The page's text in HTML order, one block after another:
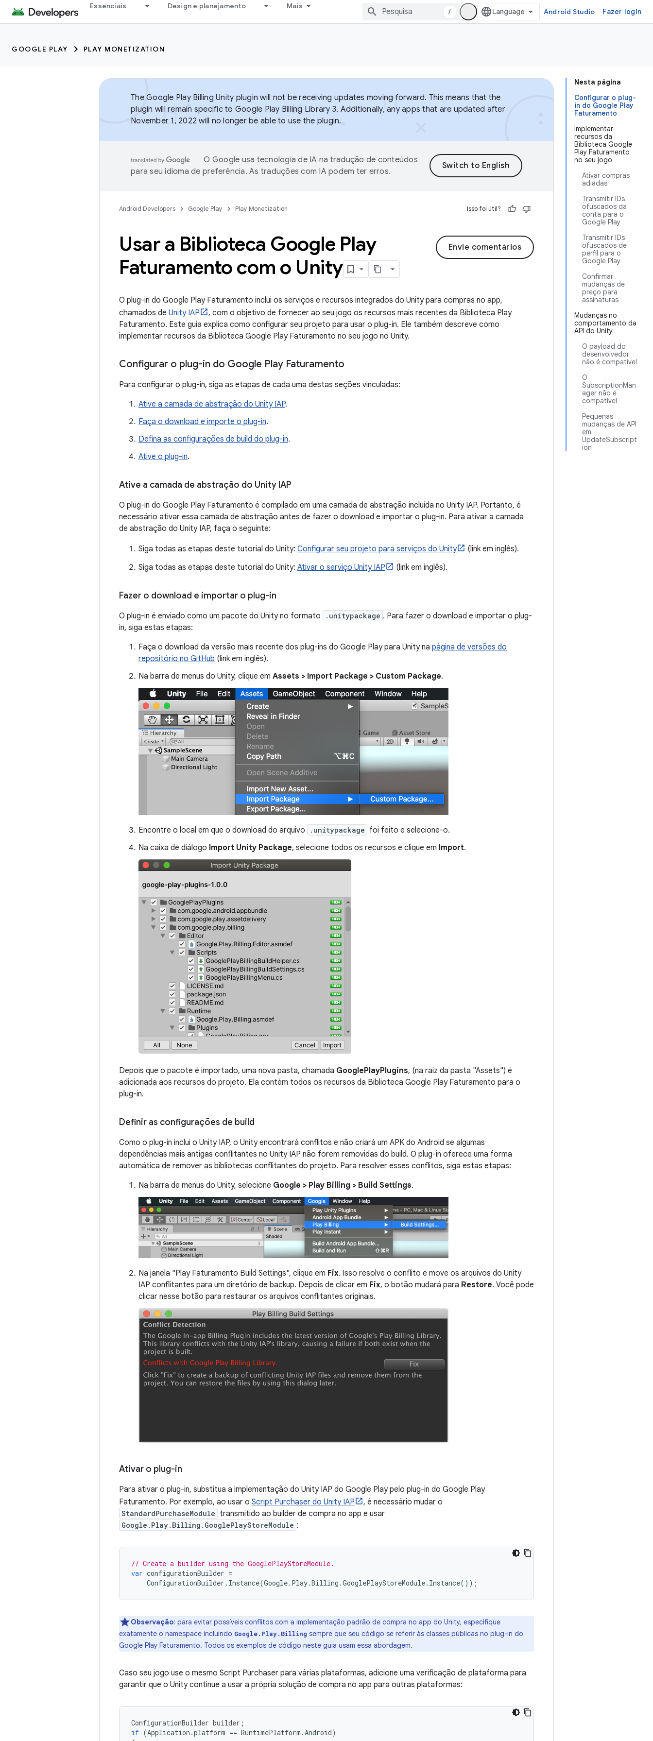
Essenciais Design e planejamento Mais
/ Android Studio Fazer login
GOOGLE PLAY PLAY MONETIZATION
Nesta página
Configurar o plug-
in do Google Play
Faturamento
Implementar
recursos da
Biblioteca Google
Play Faturamento
no seu jogo
Ativar compras
adiadas
Transmitir IDs
ofuscados da
conta para o
Google Play
Transmitir IDs
ofuscados de
perfil para o
Google Play
Confirmar
mudanças de
preço para
assinaturas
Mudanças no
comportamento da
API do Unity
O payload do
desenvolvedor
não é compatível
O
SubscriptionMan
ager não é
compatível
Pequenas
mudanças de API
em
UpdateSubscript
ion
The Google Play Billing Unity plugin will not be receiving updates moving forward. This means that the
plugin will remain specific to Google Play Billing Library 3. Additionally, any apps that are updated after
November 1, 2022 will no longer be able to use the plugin.
O Google usa tecnologia de IA na tradução de conteúdos
para seu idioma de preferência. As traduções com IA podem ter erros.
Android Developers Google Play Play Monetization Isso foi útil?
Envie comentários
Usar a Biblioteca Google Play
Faturamento com o Unity
O plug-in do Google Play Faturamento inclui os serviços e recursos integrados do Unity para compras no app,
chamados de Unity IAP
, com o objetivo de fornecer ao seu jogo os recursos mais recentes da Biblioteca Play
Faturamento. Este guia explica como configurar seu projeto para usar o plug-in. Ele também descreve como
implementar recursos da Biblioteca Google Play Faturamento no seu jogo no Unity.
Configurar o plug-in do Google Play Faturamento
Para configurar o plug-in, siga as etapas de cada uma destas seções vinculadas:
Ative a camada de abstração do Unity IAP.
Faça o download e importe o plug-in.
Defina as configurações de build do plug-in.
Ative o plug-in.
Ative a camada de abstração do Unity IAP
O plug-in do Google Play Faturamento é compilado em uma camada de abstração incluída no Unity IAP. Portanto, é
necessário ativar essa camada de abstração antes de fazer o download e importar o plug-in. Para ativar a camada
de abstração do Unity IAP, faça o seguinte:
Siga todas as etapas deste tutorial do Unity: Configurar seu projeto para serviços do Unity
(link em inglês).
Siga todas as etapas deste tutorial do Unity: Ativar o serviço Unity IAP (link em inglês).
Fazer o download e importar o plug-in
O plug-in é enviado como um pacote do Unity no formato .unitypackage . Para fazer o download e importar o plug-
in, siga estas etapas:
Faça o download da versão mais recente dos plug-ins do Google Play para Unity na página de versões do
repositório no GitHub (link em inglês).
Na barra de menus do Unity, clique em Assets > Import Package > Custom Package.
Encontre o local em que o download do arquivo .unitypackage foi feito e selecione-o.
Na caixa de diálogo Import Unity Package, selecione todos os recursos e clique em Import.
Depois que o pacote é importado, uma nova pasta, chamada GooglePlayPlugins, (na raiz da pasta "Assets") é
adicionada aos recursos do projeto. Ela contém todos os recursos da Biblioteca Google Play Faturamento para o
plug-in.
Definir as configurações de build
Como o plug-in inclui o Unity IAP, o Unity encontrará conflitos e não criará um APK do Android se algumas
dependências mais antigas conflitantes no Unity IAP não forem removidas do build. O plug-in oferece uma forma
automática de remover as bibliotecas conflitantes do projeto. Para resolver esses conflitos, siga estas etapas:
Na barra de menus do Unity, selecione Google > Play Billing > Build Settings.
Na janela "Play Faturamento Build Settings", clique em Fix. Isso resolve o conflito e move os arquivos do Unity
IAP conflitantes para um diretório de backup. Depois de clicar em Fix, o botão mudará para Restore. Você pode
clicar nesse botão para restaurar os arquivos conflitantes originais.
Ativar o plug-in
Para ativar o plug-in, substitua a implementação do Unity IAP do Google Play pelo plug-in do Google Play
Faturamento. Por exemplo, ao usar o Script Purchaser do Unity IAP , é necessário mudar o
StandardPurchaseModule transmitido ao builder de compra no app e usar
Google.Play.Billing.GooglePlayStoreModule :
// Create a builder using the GooglePlayStoreModule.
var configurationBuilder =
ConfigurationBuilder . Instance(Google. Play.Billing .GooglePlayStoreModule. Instance());
Observação: para evitar possíveis conflitos com a implementação padrão de compra no app do Unity, especifique
exatamente o namespace incluindo Google.Play.Billing sempre que seu código se referir às classes públicas no plug-in do
Google Play Faturamento. Todos os exemplos de código neste guia usam essa abordagem.
Caso seu jogo use o mesmo Script Purchaser para várias plataformas, adicione uma verificação de plataforma para
garantir que o Unity continue a usar a própria solução de compra no app para outras plataformas:
ConfigurationBuilder builder ;
if (Application .platform == RuntimePlatform .Android)